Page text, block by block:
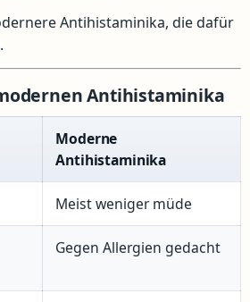
Antihistaminika, die dafür
Antihistaminika
Moderne
Antihistaminika
Meist weniger müde
Gegen Allergien gedacht